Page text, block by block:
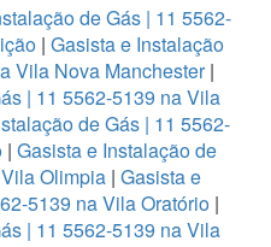
de Gás | 11 5562-
| Gasista e Instalação
Vila Nova Manchester|
| 11 5562-5139 na Vila
de Gás | 11 5562-
| Gasista e Instalação de
Olimpia | Gasista e
5139 na Vila Oratório |
| 11 5562-5139 na Vila